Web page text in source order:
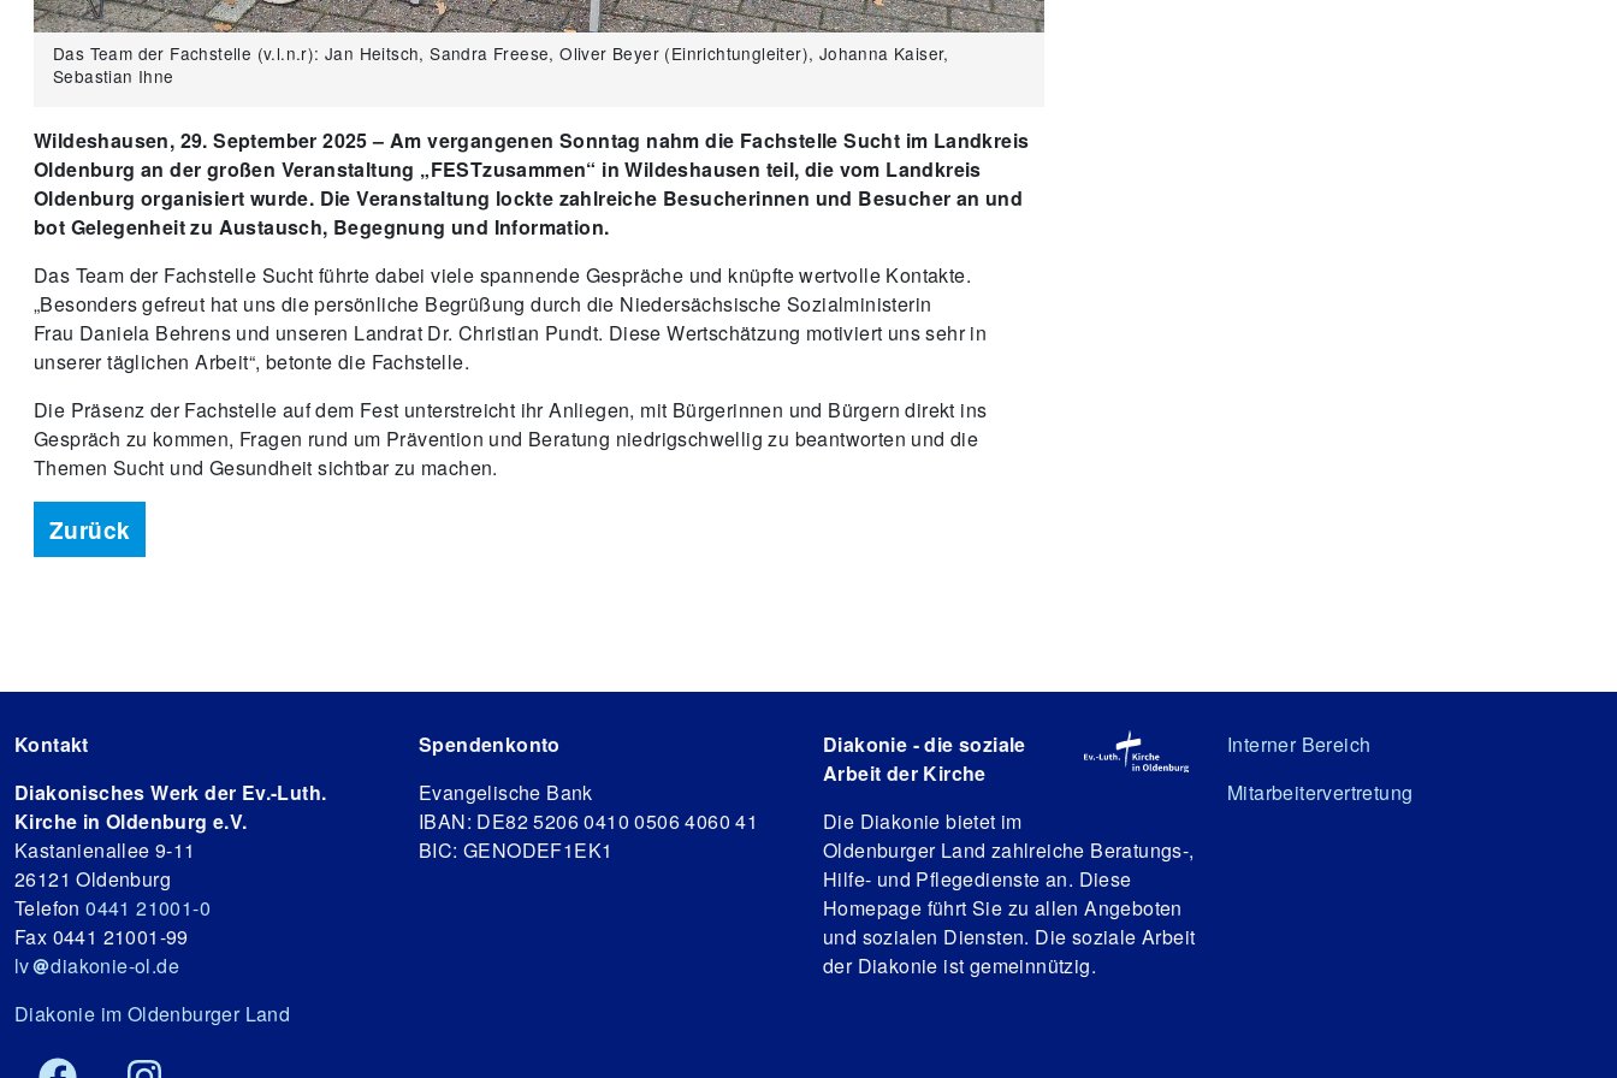
Das Team der Fachstelle (v.l.n.r): Jan Heitsch, Sandra Freese, Oliver Beyer (Einrichtungleiter), Johanna Kaiser,
Sebastian Ihne
Wildeshausen, 29. September 2025 – Am vergangenen Sonntag nahm die Fachstelle Sucht im Landkreis
Oldenburg an der großen Veranstaltung „FESTzusammen“ in Wildeshausen teil, die vom Landkreis
Oldenburg organisiert wurde. Die Veranstaltung lockte zahlreiche Besucherinnen und Besucher an und
bot Gelegenheit zu Austausch, Begegnung und Information.
Das Team der Fachstelle Sucht führte dabei viele spannende Gespräche und knüpfte wertvolle Kontakte.
„Besonders gefreut hat uns die persönliche Begrüßung durch die Niedersächsische Sozialministerin
Frau Daniela Behrens und unseren Landrat Dr. Christian Pundt. Diese Wertschätzung motiviert uns sehr in
unserer täglichen Arbeit“, betonte die Fachstelle.
Die Präsenz der Fachstelle auf dem Fest unterstreicht ihr Anliegen, mit Bürgerinnen und Bürgern direkt ins
Gespräch zu kommen, Fragen rund um Prävention und Beratung niedrigschwellig zu beantworten und die
Themen Sucht und Gesundheit sichtbar zu machen.
Zurück
Kontakt
Diakonisches Werk der Ev.-Luth.
Kirche in Oldenburg e.V.
Kastanienallee 9-11
26121 Oldenburg
Telefon0441 21001-0
Fax 0441 21001-99
lv
diakonie-ol.de
Diakonie im Oldenburger Land
Spendenkonto
Evangelische Bank
IBAN: DE82 5206 0410 0506 4060 41
BIC: GENODEF1EK1
Diakonie - die soziale
Arbeit der Kirche
Die Diakonie bietet im
Oldenburger Land zahlreiche Beratungs-,
Hilfe- und Pflegedienste an. Diese
Homepage führt Sie zu allen Angeboten
und sozialen Diensten. Die soziale Arbeit
der Diakonie ist gemeinnützig.
Interner Bereich
Mitarbeitervertretung